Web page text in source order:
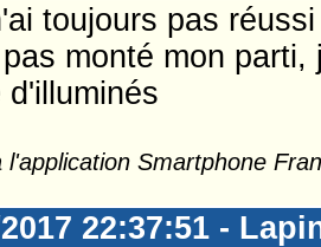
toujours pas
monté mon
d'illuminés
l'application Smartphone
22:37:51 -